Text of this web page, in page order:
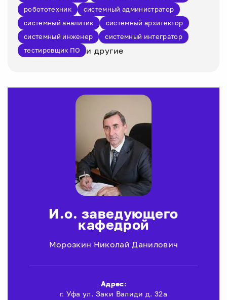
робототехник
системный администратор
системный аналитик
системный архитектор
системный инженер
системный интегратор
тестировщик ПО
и другие
И.о. заведующего
кафедрой
Морозкин Николай Данилович
Адрес:
г. Уфа ул. Заки Валиди д. 32а